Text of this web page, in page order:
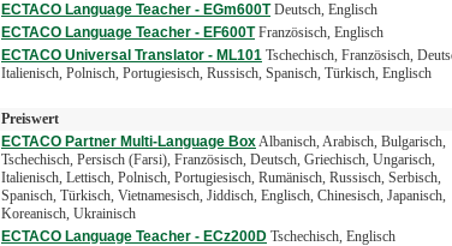
ECTACO Language Teacher - EGm600TDeutsch, Englisch
ECTACO Language Teacher - EF600TFranzösisch, Englisch
ECTACO Universal Translator - ML101 Tschechisch, Französisch,
Italienisch, Polnisch, Portugiesisch, Russisch, Spanisch, Türkisch, Englisch
Preiswert
ECTACO Partner Multi-Language BoxAlbanisch, Arabisch, Bulgarisch,
Tschechisch, Persisch (Farsi), Französisch, Deutsch, Griechisch, Ungarisch,
Italienisch, Lettisch, Polnisch, Portugiesisch, Rumänisch, Russisch, Serbisch,
Spanisch, Türkisch, Vietnamesisch, Jiddisch, Englisch, Chinesisch, Japanisch,
Koreanisch, Ukrainisch
ECTACO Language Teacher - ECz200D Tschechisch, Englisch